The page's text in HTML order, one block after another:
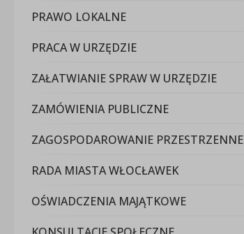
PRAWO LOKALNE
PRACA W URZĘDZIE
ZAŁATWIANIE SPRAW W URZĘDZIE
ZAMÓWIENIA PUBLICZNE
ZAGOSPODAROWANIE PRZESTRZENNE
RADA MIASTA WŁOCŁAWEK
OŚWIADCZENIA MAJĄTKOWE